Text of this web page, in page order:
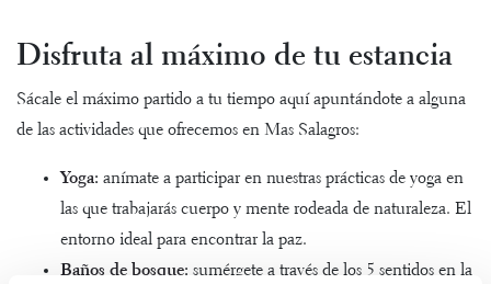
Disfruta al máximo de tu estancia
Sácale el máximo partido a tu tiempo aquí apuntándote a alguna
de las actividades que ofrecemos en Mas Salagros:
Yoga: anímate a participar en nuestras prácticas de yoga en
las que trabajarás cuerpo y mente rodeada de naturaleza. El
entorno ideal para encontrar la paz.
Baños de bosque: sumérgete a través de los 5 sentidos en la